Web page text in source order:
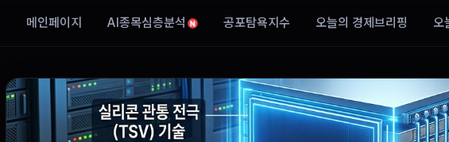
메인페이지 AI종목심층분석 N 공포탐욕지수 오늘의 경제브리핑 오